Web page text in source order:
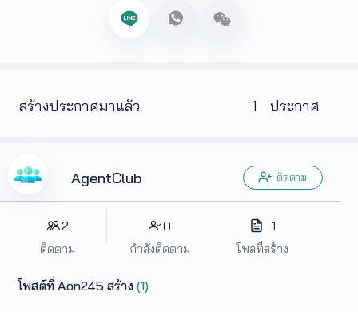
บริการ
ดาวน์
สร้างประกาศมาแล้ว 1 ประกาศ
AgentClub ติดตาม
2
ติดตาม
0
กำลังติดตาม
1
โพสที่สร้าง
โพสต์ที่ Aon245 สร้าง (1)